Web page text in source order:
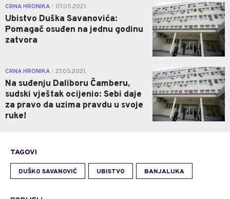
CRNA HRONIKA 07.05.2021.
Ubistvo Duška Savanovića:
Pomagač osuđen na jednu godinu
zatvora
1
CRNA HRONIKA 27.05.2021.
Na suđenju Daliboru Čamberu,
sudski vještak ocijenio: Sebi daje
za pravo da uzima pravdu u svoje
ruke!
0
TAGOVI
DUŠKO SAVANOVIĆ UBISTVO BANJALUKA